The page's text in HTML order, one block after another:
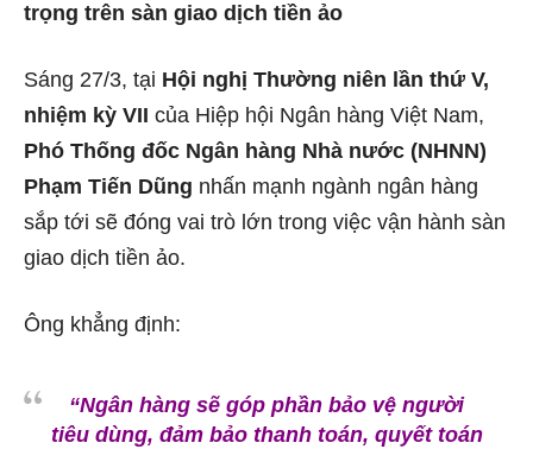
trọng trên sàn giao dịch tiền ảo
Sáng 27/3, tại Hội nghị Thường niên lần thứ V,
nhiệm kỳ VII của Hiệp hội Ngân hàng Việt Nam,
Phó Thống đốc Ngân hàng Nhà nước (NHNN)
Phạm Tiến Dũng nhấn mạnh ngành ngân hàng
sắp tới sẽ đóng vai trò lớn trong việc vận hành sàn
giao dịch tiền ảo.
Ông khẳng định:
“Ngân hàng sẽ góp phần bảo vệ người
tiêu dùng, đảm bảo thanh toán, quyết toán